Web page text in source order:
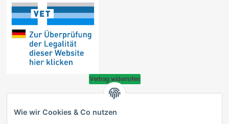
Vertrag widerrufen
• * Alle Preise inkl. gesetzlicher USt., zzgl.
Umsetzung durch Themeart
Wie wir Cookies & Co nutzen